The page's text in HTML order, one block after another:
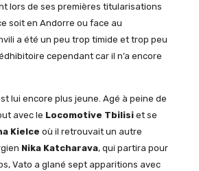
lors de ses premières titularisations
soit en Andorre ou face au
a été un peu trop timide et trop peu
cependant car il n’a encore
lui encore plus jeune. Agé à peine de
avec le Locomotive Tbilisiet se
Kielce où il retrouvait un autre
Nika Katcharava, qui partira pour
Vato a glané sept apparitions avec